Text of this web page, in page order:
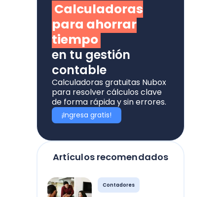
Artículos recomendados
Contadores
Calculadoras
para ahorrar
tiempo
en tu gestión
contable
Calculadoras gratuitas Nubox
para resolver cálculos clave
de forma rápida y sin errores.
¡Ingresa gratis!